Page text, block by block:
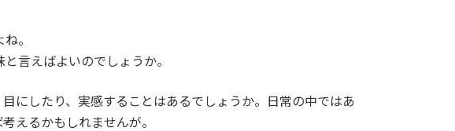
。
言えばよいのでしょうか。
にしたり、実感することはあるでしょうか。日常の中ではあ
えるかもしれませんが。